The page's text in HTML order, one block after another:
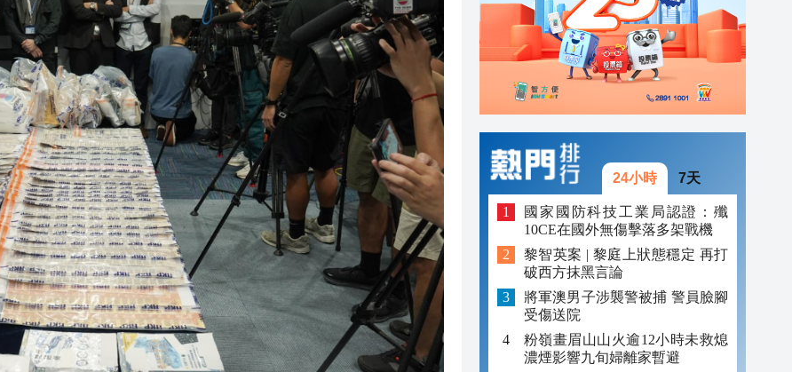
玩法
20:39
黎智英求情 罪證如山豈能妄想輕判
21:08
獨立委員會工作 李家超暫停3項公職委任
21:04
20:55
證文儒沉香從傳統邁向現代
20:42
來瓊考察
約18億元
20:41
萬億 利潤總額近936億
20:40
玩法
20:39
24小時 7天
國家國防科技工業局認證：殲
10CE在國外無傷擊落多架戰機
黎智英案 | 黎庭上狀態穩定 再打
破西方抹黑言論
將軍澳男子涉襲警被捕 警員臉腳
受傷送院
粉嶺畫眉山山火逾12小時未救熄
濃煙影響九旬婦離家暫避